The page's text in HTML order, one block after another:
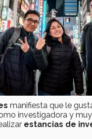
manifiesta que le
investigadora y
estancias de